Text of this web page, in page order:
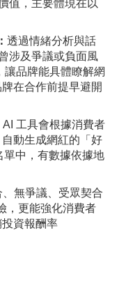
值，主要體現在以
透過情緒分析與話
涉及爭議或負面風
品牌能具體瞭解網
在合作前提早避開
AI 工具會根據消費者
動生成網紅的「好
單中，有數據依據地
無爭議、受眾契合
，更能強化消費者
資報酬率